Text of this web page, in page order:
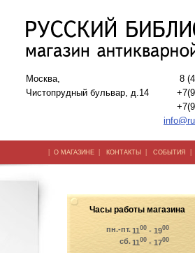
Москва,
Чистопрудный бульвар, д.14
8
| О МАГАЗИНЕ | КОНТАКТЫ | СОБЫТИЯ
Часы работы магазина
пн.-пт.1100 - 1900
сб.1100 - 1700